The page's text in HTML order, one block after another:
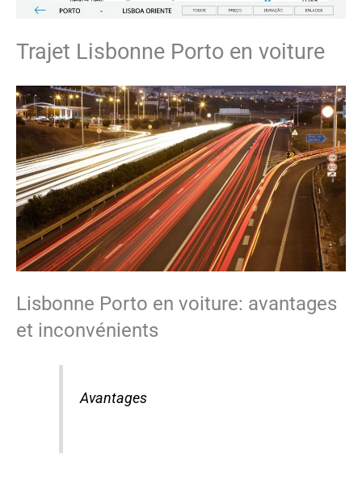
Trajet Lisbonne Porto en voiture
Lisbonne Porto en voiture: avantages
et inconvénients
Avantages